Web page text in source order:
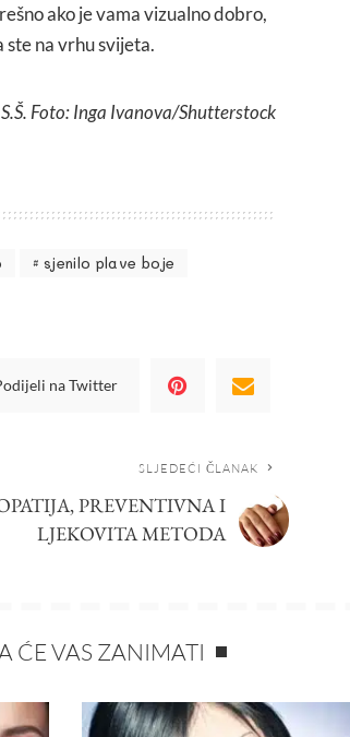
ako je vama vizualno dobro,
ste na vrhu svijeta.
Foto: Inga Ivanova/Shutterstock
sjenilo plave boje
na Twitter
SLJEDEĆI ČLANAK
PREVENTIVNA I
LJEKOVITA METODA
ĆE VAS ZANIMATI